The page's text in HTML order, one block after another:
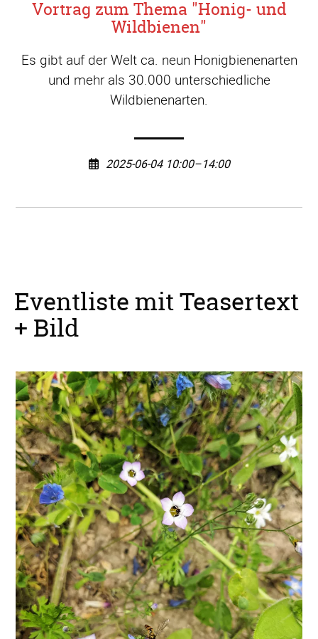
Vortrag zum Thema "Honig- und
Wildbienen"
Es gibt auf der Welt ca. neun Honigbienenarten
und mehr als 30.000 unterschiedliche
Wildbienenarten.
2025-06-04 10:00–14:00
Eventliste mit Teasertext
+ Bild